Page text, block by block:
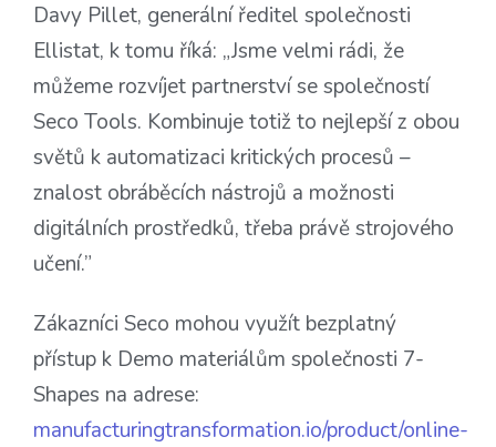
Davy Pillet, generální ředitel společnosti
Ellistat, k tomu říká: „Jsme velmi rádi, že
můžeme rozvíjet partnerství se společností
Seco Tools. Kombinuje totiž to nejlepší z obou
světů k automatizaci kritických procesů –
znalost obráběcích nástrojů a možnosti
digitálních prostředků, třeba právě strojového
učení.”
Zákazníci Seco mohou využít bezplatný
přístup k Demo materiálům společnosti 7-
Shapes na adrese:
manufacturingtransformation.io/product/online-